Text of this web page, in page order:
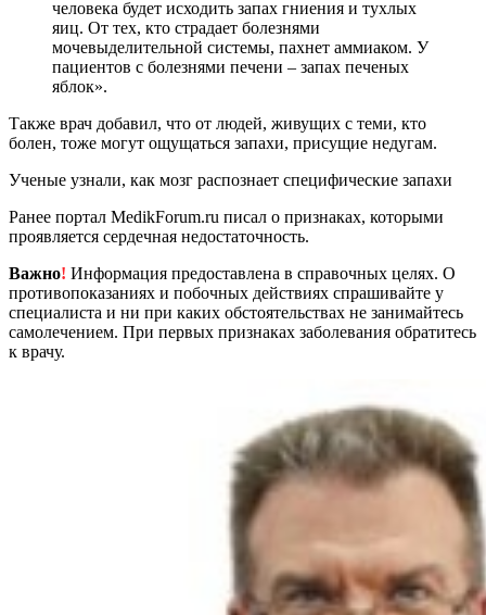
человека будет исходить запах гниения и тухлых
яиц. От тех, кто страдает болезнями
мочевыделительной системы, пахнет аммиаком. У
пациентов с болезнями печени – запах печеных
яблок».
Также врач добавил, что от людей, живущих с теми, кто
болен, тоже могут ощущаться запахи, присущие недугам.
Ученые узнали, как мозг распознает специфические запахи
Ранее портал MedikForum.ru писал о признаках, которыми
проявляется сердечная недостаточность.
Важно! Информация предоставлена в справочных целях. О
противопоказаниях и побочных действиях спрашивайте у
специалиста и ни при каких обстоятельствах не занимайтесь
самолечением. При первых признаках заболевания обратитесь
к врачу.